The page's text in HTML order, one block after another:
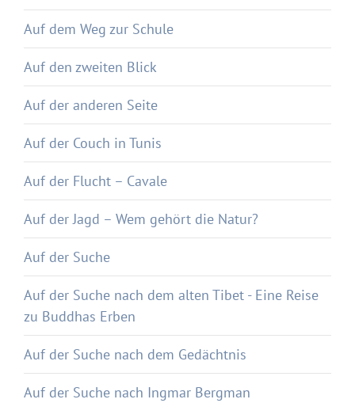
Auf dem Weg zur Schule
Auf den zweiten Blick
Auf der anderen Seite
Auf der Couch in Tunis
Auf der Flucht – Cavale
Auf der Jagd – Wem gehört die Natur?
Auf der Suche
Auf der Suche nach dem alten Tibet - Eine Reise
zu Buddhas Erben
Auf der Suche nach dem Gedächtnis
Auf der Suche nach Ingmar Bergman